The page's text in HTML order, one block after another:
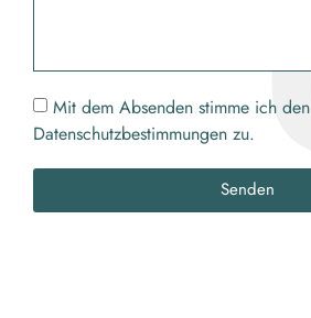
Mit dem Absenden stimme ich den
Datenschutzbestimmungen zu.
Senden